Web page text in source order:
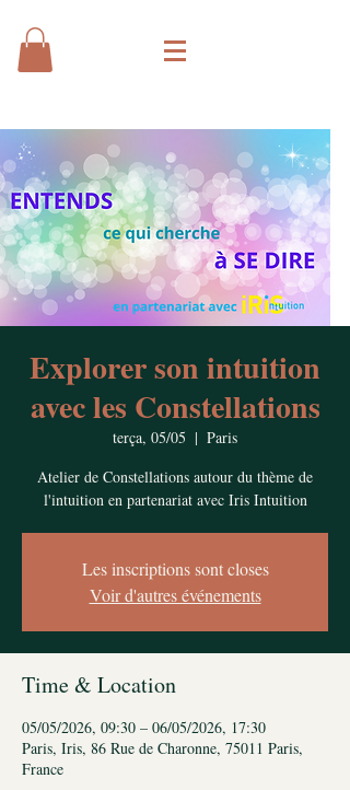
Explorer son intuition
avec les Constellations
terça, 05/05
  |
Paris
Atelier de Constellations autour du thème de
l'intuition en partenariat avec Iris Intuition
Les inscriptions sont closes
Voir d'autres événements
Time & Location
05/05/2026, 09:30 – 06/05/2026, 17:30
Paris, Iris, 86 Rue de Charonne, 75011 Paris,
France